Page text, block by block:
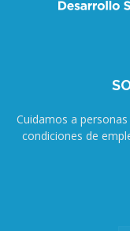
Cuidamos a
condiciones de